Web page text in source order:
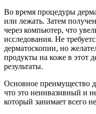
Во время процедуры
или лежать. Затем
через компьютер, что
исследования. Не
дерматоскопии, но
продукты на коже в этот
результаты.
Основное преимущество
что это неинвазивный и
который занимает всего